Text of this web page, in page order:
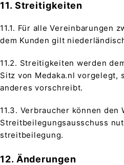
11. Streitigkeiten
11.1. Für alle Vereinbarungen
dem Kunden gilt
11.2. Streitigkeiten werden
Sitz von Medaka.nl vorgelegt,
anderes vorschreibt.
11.3. Verbraucher können den
Streitbeilegungsausschuss
streitbeilegung.
12. Änderungen